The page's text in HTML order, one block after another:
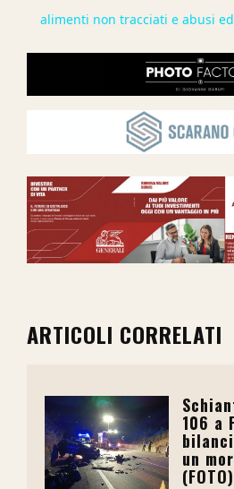
alimenti non tracciati e abusi
ARTICOLI CORRELATI
106 a
un
(FOTO)